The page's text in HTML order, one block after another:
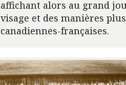
affichant alors au grand
visage et des manières plus
canadiennes-françaises.